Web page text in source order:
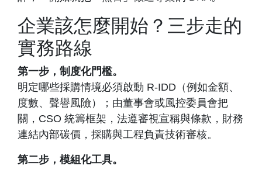
企業該怎麼開始？三步走的
實務路線
第一步，制度化門檻。
明定哪些採購情境必須啟動 R-IDD（例如金額、
度數、聲譽風險）；由董事會或風控委員會把
關，CSO 統籌框架，法遵審視宣稱與條款，財務
連結內部碳價，採購與工程負責技術審核。
第二步，模組化工具。